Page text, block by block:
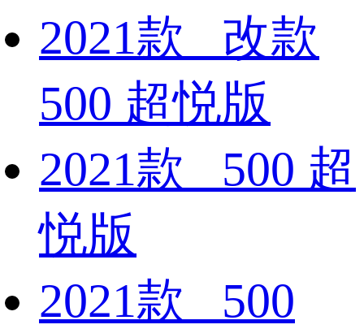
2021款 改款
500 超悦版
2021款 500 超
悦版
2021款 500